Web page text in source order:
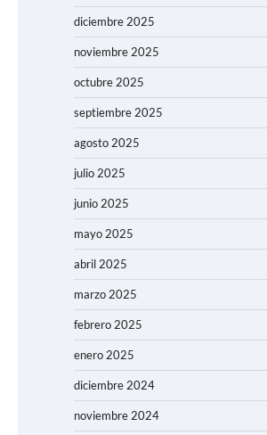
diciembre 2025
noviembre 2025
octubre 2025
septiembre 2025
agosto 2025
julio 2025
junio 2025
mayo 2025
abril 2025
marzo 2025
febrero 2025
enero 2025
diciembre 2024
noviembre 2024